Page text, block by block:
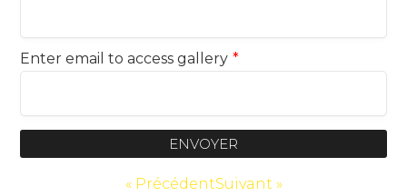
Enter email to access gallery *
ENVOYER
« PrécédentSuivant »